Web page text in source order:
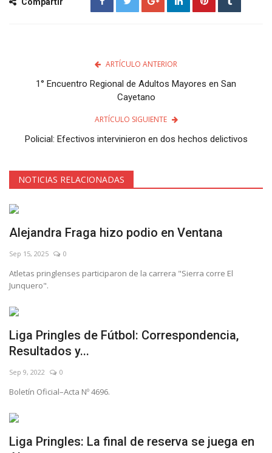
ARTÍCULO ANTERIOR
1° Encuentro Regional de Adultos Mayores en San
Cayetano
ARTÍCULO SIGUIENTE
Policial: Efectivos intervinieron en dos hechos delictivos
NOTICIAS RELACIONADAS
Alejandra Fraga hizo podio en Ventana
Sep 15, 2025 0
Atletas pringlenses participaron de la carrera "Sierra corre El
Junquero".
Liga Pringles de Fútbol: Correspondencia,
Resultados y...
Sep 9, 2022 0
Boletín Oficial–Acta Nº 4696.
Liga Pringles: La final de reserva se juega en